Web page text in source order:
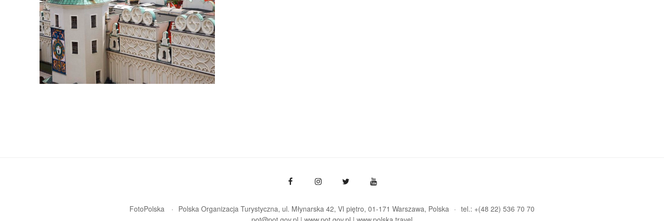
FotoPolska Polska Organizacja Turystyczna, ul. Młynarska 42, VI piętro, 01-171 Warszawa Polska
tel.: +(48 22) 536 70 70